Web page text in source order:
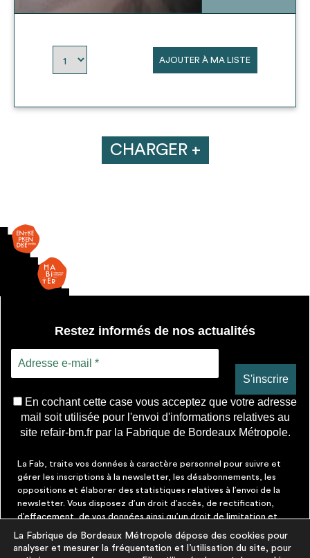
AJOUTER À MA LISTE
CHARGER +
Restez informés de nos actualités
En cochant cette case vous acceptez que votre adresse
mail soit utilisée pour l'envoi d'informations relatives au
site refair-bm.fr par la Fabrique de Bordeaux Métropole.
La Fab, traite vos données à caractère personnel pour suivre et
gérer les inscriptions à la newsletter, les désabonnements, les
oppositions et élaborer des statistiques relatives à l’envoi de la
newsletter. Vous disposez d’un droit d’accès, de rectification,
d’effacement, de vos données ainsi qu’un droit de limitation et
moment faire cesser ces communications en cliquant sur le lien de
désinscription figurant dans chaque message. Vous pouvez
La Fabrique de Bordeaux Métropole dépose des cookies pour
analyser et mesurer la fréquentation et l’utilisation du site, pour